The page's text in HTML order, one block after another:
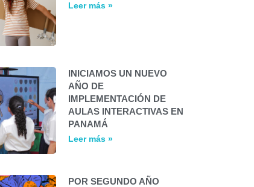
Leer más »
INICIAMOS UN NUEVO
AÑO DE
IMPLEMENTACIÓN DE
AULAS INTERACTIVAS EN
PANAMÁ
Leer más »
POR SEGUNDO AÑO